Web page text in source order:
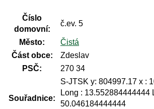
Číslo
domovní:
č.ev. 5
Město:
Čistá
Část obce:
Zdeslav
PSČ:
270 34
Souřadnice:
S-JTSK y: 804997.17 x :
Long : 13.552884444444
50.046184444444